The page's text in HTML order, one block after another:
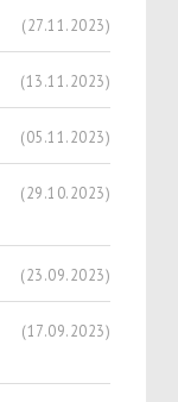
(27.11.2023)
(13.11.2023)
(05.11.2023)
(29.10.2023)
(23.09.2023)
(17.09.2023)